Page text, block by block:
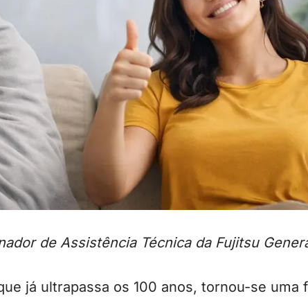
de Assistência Técnica da Fujitsu
já ultrapassa os 100 anos, tornou-se uma